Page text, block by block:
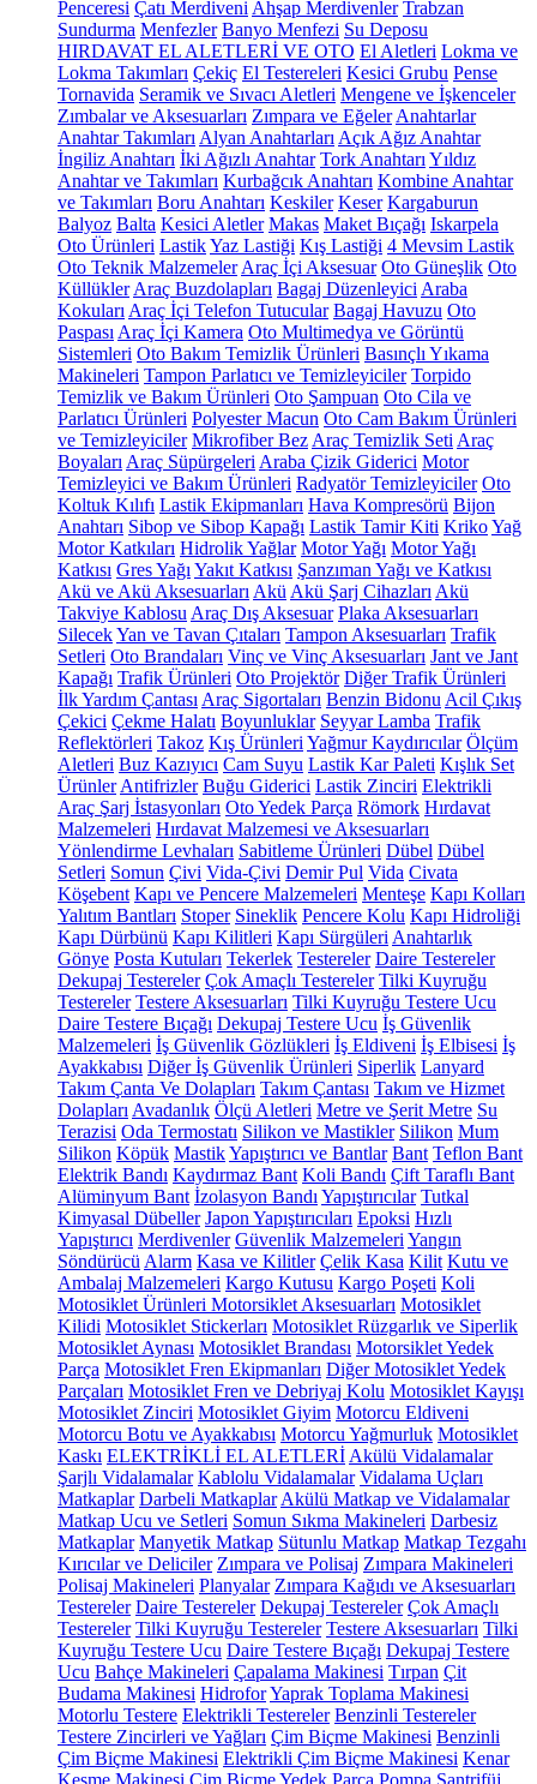
Penceresi Çatı Merdiveni Ahşap Merdivenler Trabzan
Sundurma Menfezler Banyo Menfezi Su Deposu
HIRDAVAT EL ALETLERİ VE OTO El Aletleri Lokma ve
Lokma Takımları Çekiç El Testereleri Kesici Grubu Pense
Tornavida Seramik ve Sıvacı Aletleri Mengene ve İşkenceler
Zımbalar ve Aksesuarları Zımpara ve Eğeler Anahtarlar
Anahtar Takımları Alyan Anahtarları Açık Ağız Anahtar
İngiliz Anahtarı İki Ağızlı Anahtar Tork Anahtarı Yıldız
Anahtar ve Takımları Kurbağcık Anahtarı Kombine Anahtar
ve Takımları Boru Anahtarı Keskiler Keser Kargaburun
Balyoz Balta Kesici Aletler Makas Maket Bıçağı Iskarpela
Oto Ürünleri LastikYaz Lastiği Kış Lastiği 4 Mevsim Lastik
Oto Teknik Malzemeler Araç İçi Aksesuar Oto Güneşlik Oto
Küllükler Araç Buzdolapları Bagaj Düzenleyici Araba
Kokuları Araç İçi Telefon Tutucular Bagaj Havuzu Oto
Paspası Araç İçi Kamera Oto Multimedya ve Görüntü
Sistemleri Oto Bakım Temizlik Ürünleri Basınçlı Yıkama
Makineleri Tampon Parlatıcı ve Temizleyiciler Torpido
Temizlik ve Bakım Ürünleri Oto Şampuan Oto Cila ve
Parlatıcı Ürünleri Polyester Macun Oto Cam Bakım Ürünleri
ve Temizleyiciler Mikrofiber Bez Araç Temizlik Seti Araç
Boyaları Araç Süpürgeleri Araba Çizik Giderici Motor
Temizleyici ve Bakım Ürünleri Radyatör Temizleyiciler Oto
Koltuk Kılıfı Lastik Ekipmanları Hava Kompresörü Bijon
Anahtarı Sibop ve Sibop Kapağı Lastik Tamir Kiti KrikoYağ
Motor Katkıları Hidrolik Yağlar Motor Yağı Motor Yağı
Katkısı Gres Yağı Yakıt Katkısı Şanzıman Yağı ve Katkısı
Akü ve Akü Aksesuarları Akü Akü Şarj Cihazları Akü
Takviye Kablosu Araç Dış Aksesuar Plaka Aksesuarları
SilecekYan ve Tavan Çıtaları Tampon Aksesuarları Trafik
Setleri Oto Brandaları Vinç ve Vinç Aksesuarları Jant ve Jant
Kapağı Trafik Ürünleri Oto Projektör Diğer Trafik Ürünleri
İlk Yardım Çantası Araç Sigortaları Benzin Bidonu Acil Çıkış
Çekici Çekme Halatı Boyunluklar Seyyar Lamba Trafik
Reflektörleri Takoz Kış Ürünleri Yağmur Kaydırıcılar Ölçüm
Aletleri Buz Kazıyıcı Cam Suyu Lastik Kar Paleti Kışlık Set
Ürünler Antifrizler Buğu Giderici Lastik Zinciri Elektrikli
Araç Şarj İstasyonları Oto Yedek Parça Römork Hırdavat
Malzemeleri Hırdavat Malzemesi ve Aksesuarları
Yönlendirme Levhaları Sabitleme Ürünleri Dübel Dübel
Setleri Somun Çivi Vida-Çivi Demir Pul Vida Civata
Köşebent Kapı ve Pencere Malzemeleri Menteşe Kapı Kolları
Yalıtım Bantları Stoper Sineklik Pencere Kolu Kapı Hidroliği
Kapı Dürbünü Kapı Kilitleri Kapı Sürgüleri Anahtarlık
Gönye Posta Kutuları Tekerlek Testereler Daire Testereler
Dekupaj Testereler Çok Amaçlı Testereler Tilki Kuyruğu
Testereler Testere Aksesuarları Tilki Kuyruğu Testere Ucu
Daire Testere Bıçağı Dekupaj Testere Ucu İş Güvenlik
Malzemeleri İş Güvenlik Gözlükleri İş Eldiveni İş Elbisesi İş
Ayakkabısı Diğer İş Güvenlik Ürünleri Siperlik Lanyard
Takım Çanta Ve Dolapları Takım Çantası Takım ve Hizmet
Dolapları Avadanlık Ölçü Aletleri Metre ve Şerit Metre Su
Terazisi Oda Termostatı Silikon ve Mastikler Silikon Mum
Silikon Köpük MastikYapıştırıcı ve Bantlar Bant Teflon Bant
Elektrik Bandı Kaydırmaz Bant Koli Bandı Çift Taraflı Bant
Alüminyum Bant İzolasyon Bandı Yapıştırıcılar Tutkal
Kimyasal Dübeller Japon Yapıştırıcıları Epoksi Hızlı
Yapıştırıcı Merdivenler Güvenlik Malzemeleri Yangın
Söndürücü Alarm Kasa ve Kilitler Çelik Kasa Kilit Kutu ve
Ambalaj Malzemeleri Kargo Kutusu Kargo Poşeti Koli
Motosiklet Ürünleri Motorsiklet Aksesuarları Motosiklet
Kilidi Motosiklet Stickerları Motosiklet Rüzgarlık ve Siperlik
Motosiklet Aynası Motosiklet Brandası Motorsiklet Yedek
Parça Motosiklet Fren Ekipmanları Diğer Motosiklet Yedek
Parçaları Motosiklet Fren ve Debriyaj Kolu Motosiklet Kayışı
Motosiklet Zinciri Motosiklet Giyim Motorcu Eldiveni
Motorcu Botu ve Ayakkabısı Motorcu Yağmurluk Motosiklet
Kaskı ELEKTRİKLİ EL ALETLERİ Akülü Vidalamalar
Şarjlı Vidalamalar Kablolu Vidalamalar Vidalama Uçları
Matkaplar Darbeli Matkaplar Akülü Matkap ve Vidalamalar
Matkap Ucu ve Setleri Somun Sıkma Makineleri Darbesiz
Matkaplar Manyetik Matkap Sütunlu Matkap Matkap Tezgahı
Kırıcılar ve Deliciler Zımpara ve Polisaj Zımpara Makineleri
Polisaj Makineleri Planyalar Zımpara Kağıdı ve Aksesuarları
Testereler Daire Testereler Dekupaj Testereler Çok Amaçlı
Testereler Tilki Kuyruğu Testereler Testere Aksesuarları Tilki
Kuyruğu Testere Ucu Daire Testere Bıçağı Dekupaj Testere
Ucu Bahçe Makineleri Çapalama Makinesi Tırpan Çit
Budama Makinesi HidroforYaprak Toplama Makinesi
Motorlu Testere Elektrikli Testereler Benzinli Testereler
Testere Zincirleri ve Yağları Çim Biçme Makinesi Benzinli
Çim Biçme Makinesi Elektrikli Çim Biçme Makinesi Kenar
Kesme Makinesi Çim Biçme Yedek Parça Pompa Santrifüj